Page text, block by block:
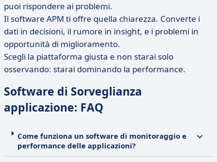
puoi rispondere ai problemi.
Il software APM ti offre quella chiarezza. Converte i
dati in decisioni, il rumore in insight, e i problemi in
opportunità di miglioramento.
Scegli la piattaforma giusta e non starai solo
osservando: starai dominando la performance.
Software di Sorveglianza
applicazione: FAQ
Come funziona un software di monitoraggio e
performance delle applicazioni?